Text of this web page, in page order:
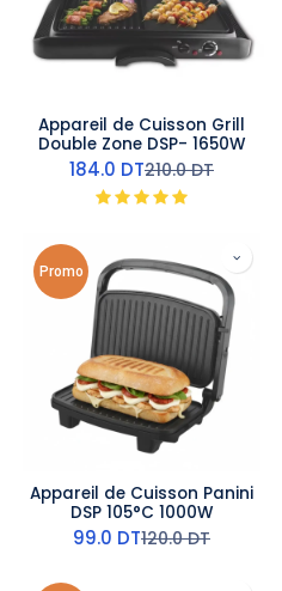
Appareil de Cuisson Grill
Double Zone DSP- 1650W
184.0 DT210.0DT
Promo
Appareil de Cuisson Panini
DSP 105°C 1000W
99.0 DT120.0DT